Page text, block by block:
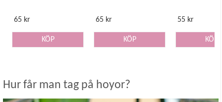
65 kr
KÖP
65 kr
KÖP
55 kr
KÖP
Hur får man tag på hoyor?